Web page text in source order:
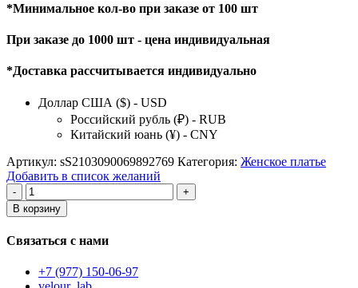
*Минимальное кол-во при заказе от 100 шт
При заказе до 1000 шт - цена индивидуальная
*Доставка рассчитывается индивидуально
Доллар США ($) - USD
Российский рубль (₽) - RUB
Китайский юань (¥) - CNY
Артикул: sS2103090069892769 Категория: Женское платье
Добавить в список желаний
Количество
товара
женское
В корзину
Связаться с нами
+7 (977) 150-06-97